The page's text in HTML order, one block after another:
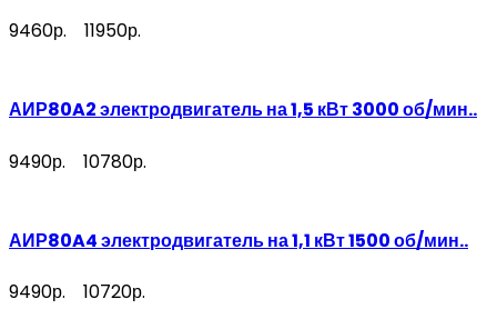
9460р. 11950р.
АИР80A2 электродвигатель на 1,5 кВт 3000 об/мин..
9490р. 10780р.
АИР80A4 электродвигатель на 1,1 кВт 1500 об/мин..
9490р. 10720р.